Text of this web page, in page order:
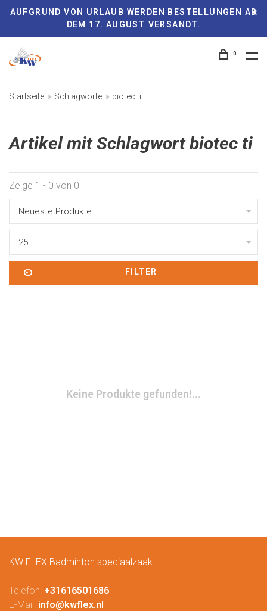
AUFGRUND VON URLAUB WERDEN BESTELLUNGEN AB
DEM 17. AUGUST VERSANDT.
0
Startseite Schlagworte biotec ti
Artikel mit Schlagwort biotec ti
Zeige 1 - 0 von 0
Neueste Produkte
25
FILTER
Keine Produkte gefunden!...
KW FLEX Badminton speciaalzaak
Telefon: +31616501686
E-Mail: info@kwflex.nl